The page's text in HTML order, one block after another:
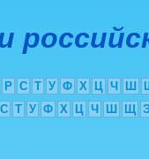
Р С Т У Ф Х Ц Ч Ш
С Т У Ф Х Ц Ч Ш Щ